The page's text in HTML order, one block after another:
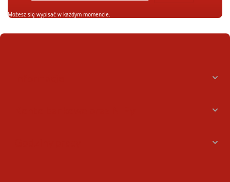
Możesz się wypisać w każdym momencie.